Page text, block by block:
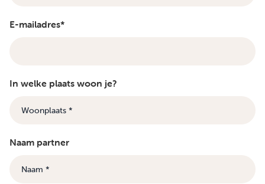
E-mailadres*
In welke plaats woon je?
Naam partner